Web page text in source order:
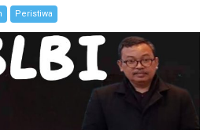
Peristiwa